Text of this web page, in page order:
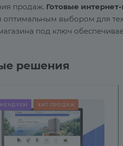
продаж. Готовые
оптимальным выбором для
под ключ
решения
ХИТ ПРОДАЖ